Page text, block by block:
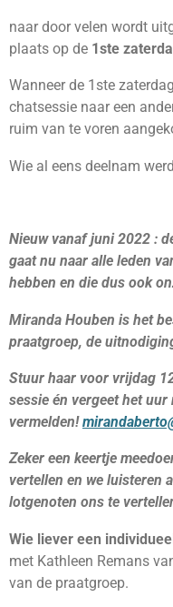
naar door velen wordt
plaats op de 1ste
Wanneer de 1ste
chatsessie naar een
ruim van te voren
Wie al eens deelnam
Nieuw vanaf juni 2022 :
gaat nu naar alle leden
hebben en die dus ook
Miranda Houben is het
praatgroep, de
Stuur haar voor vrijdag
sessie én vergeet het uur
vermelden!
Zeker een keertje
vertellen en we luisteren
lotgenoten ons te
Wie liever een
met Kathleen Remans
van de praatgroep.